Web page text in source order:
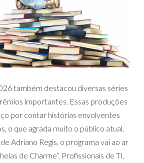
também destacou diversas séries
importantes. Essas produções
por contar histórias envolventes
o que agrada muito o público atual.
Adriano Regis, o programa vai ao ar
de Charme”. Profissionais de TI,